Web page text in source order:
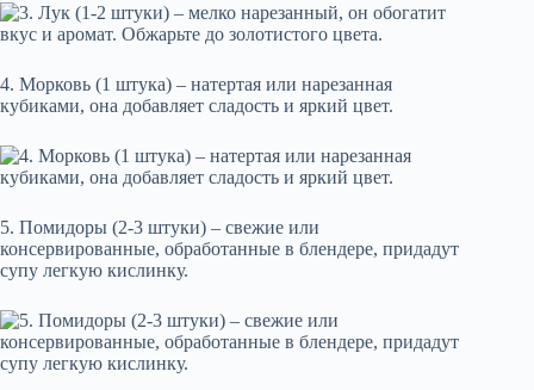
4. Морковь (1 штука) – натертая или нарезанная
кубиками, она добавляет сладость и яркий цвет.
5. Помидоры (2-3 штуки) – свежие или
консервированные, обработанные в блендере, придадут
супу легкую кислинку.